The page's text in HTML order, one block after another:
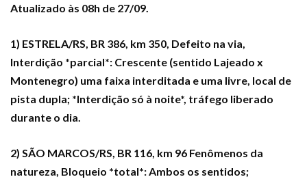
Atualizado às 08h de 27/09.
1) ESTRELA/RS, BR 386, km 350, Defeito na via,
Interdição *parcial*: Crescente (sentido Lajeado x
Montenegro) uma faixa interditada e uma livre, local de
pista dupla; *Interdição só à noite*, tráfego liberado
durante o dia.
2) SÃO MARCOS/RS, BR 116, km 96 Fenômenos da
natureza, Bloqueio *total*: Ambos os sentidos;